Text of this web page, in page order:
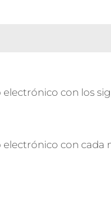
electrónico con los
electrónico con cada